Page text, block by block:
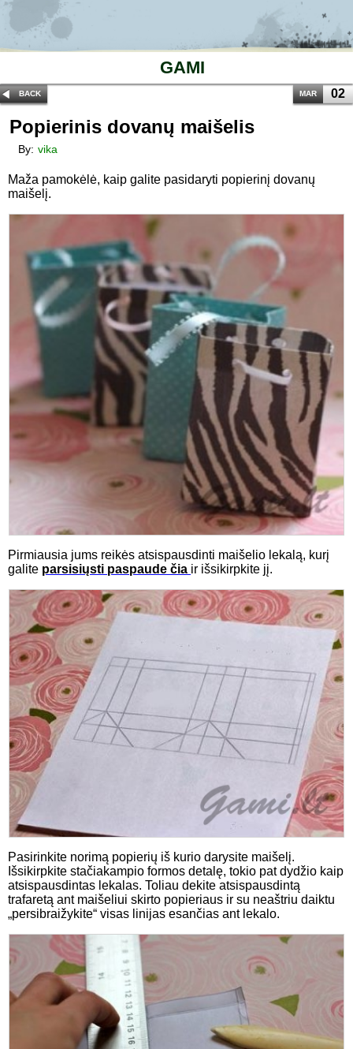
GAMI
BACK MAR 02
Popierinis dovanų maišelis
By: vika
Maža pamokėlė, kaip galite pasidaryti popierinį dovanų
maišelį.
Pirmiausia jums reikės atsispausdinti maišelio lekalą, kurį
galite parsisiųsti paspaude čia ir išsikirpkite jį.
Pasirinkite norimą popierių iš kurio darysite maišelį.
Išsikirpkite stačiakampio formos detalę, tokio pat dydžio kaip
atsispausdintas lekalas. Toliau dekite atsispausdintą
trafaretą ant maišeliui skirto popieriaus ir su neaštriu daiktu
„persibraižykite“ visas linijas esančias ant lekalo.